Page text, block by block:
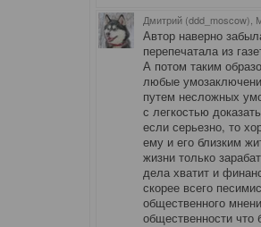
Дмитрий (ddd_moscow),
Автор наверно
перепечатала из
А потом таким
любые
путем несложных
с легкостью
если серьезно, то
ему и его близким
жизни только
дела хватит и
скорее всего
общественного
общественности что